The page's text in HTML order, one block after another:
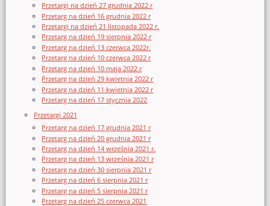
Przetargi na dzień 27 grudnia 2022 r
Przetarg na dzień 16 grudnia 2022 r
Przetargi na dzień 21 listopada 2022 r.
Przetarg na dzień 19 sierpnia 2022 r
Przetarg na dzień 13 czerwca 2022r.
Przetarg na dzień 10 czerwca 2022 r
Przetarg na dzień 10 maja 2022 r
Przetarg na dzień 29 kwietnia 2022 r
Przetarg na dzień 11 kwietnia 2022 r
Przetarg na dzień 17 stycznia 2022
Przetargi 2021
Przetarg na dzień 17 grudnia 2021 r
Przetarg na dzień 20 grudnia 2021 r
Przetarg na dzień 14 września 2021 r.
Przetarg na dzień 13 września 2021 r
Przetarg na dzień 30 sierpnia 2021 r
Przetarg na dzień 6 sierpnia 2021 r
Przetarg na dzień 5 sierpnia 2021 r
Przetarg na dzień 25 czerwca 2021